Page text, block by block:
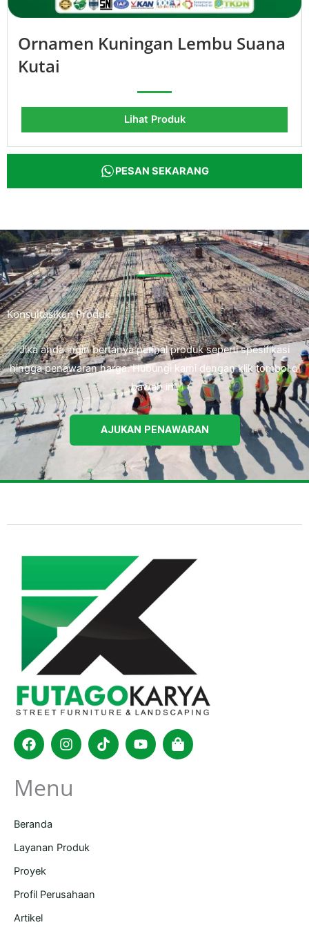
Ornamen Kuningan Lembu Suana
Kutai
Lihat Produk
PESAN SEKARANG
Konsultasikan Produk
Jika anda ingin bertanya perihal produk seperti spesifikasi
hingga penawaran harga. Hubungi kami dengan klik tombol di
bawah ini.
AJUKAN PENAWARAN
FacebookInstagram
TiktokYoutubeShopping-
bag
Menu
Beranda
Layanan Produk
Proyek
Profil Perusahaan
Artikel